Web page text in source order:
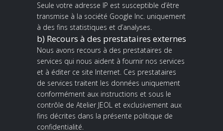
Seule votre adresse IP est susceptible d’être
transmise à la société Google Inc. uniquement
à des fins statistiques et d’analyses.
b) Recours à des prestataires externes
Nous avons recours à des prestataires de
services qui nous aident à fournir nos services
et à éditer ce site Internet. Ces prestataires
de services traitent les données uniquement
conformément aux instructions et sous le
contrôle de Atelier JEOL et exclusivement aux
fins décrites dans la présente politique de
confidentialité.